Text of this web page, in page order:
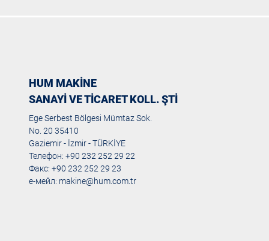
HUM MAKİNE
SANAYİ VE TİCARET KOLL. ŞTİ
Ege Serbest Bölgesi Mümtaz Sok.
No. 20 35410
Gaziemir - İzmir - TÜRKİYE
Телефон: +90 232 252 29 22
Факс: +90 232 252 29 23
е-мейл: makine@hum.com.tr